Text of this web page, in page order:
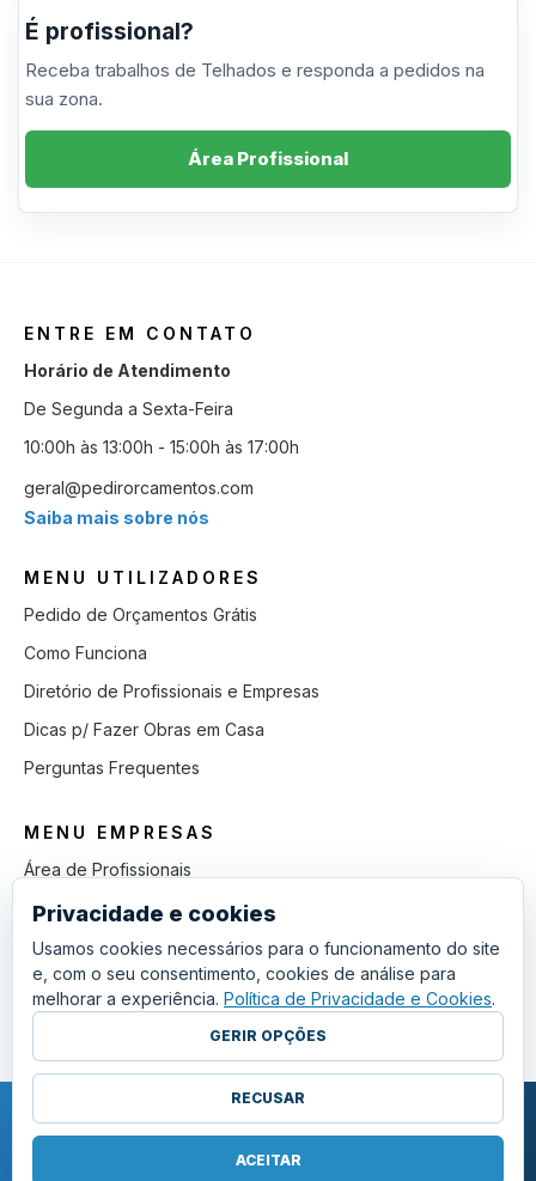
É profissional?
Receba trabalhos de Telhados e responda a pedidos na
sua zona.
Área Profissional
ENTRE EM CONTATO
Horário de Atendimento
De Segunda a Sexta-Feira
10:00h às 13:00h - 15:00h às 17:00h
geral@pedirorcamentos.com
Saiba mais sobre nós
MENU UTILIZADORES
Pedido de Orçamentos Grátis
Como Funciona
Diretório de Profissionais e Empresas
Dicas p/ Fazer Obras em Casa
Perguntas Frequentes
MENU EMPRESAS
Área de Profissionais
Como Funciona
Lista de Pedidos em Aberto
Como Ganhar mais Obras
Perguntas Frequentes
COPYRIGHT © 2011 - 2026 SGSI. TODOS OS DIREITOS RESERVADOS.
POLÍTICA DE PRIVACIDADE E COOKIES
Privacidade e cookies
Usamos cookies necessários para o funcionamento do site
e, com o seu consentimento, cookies de análise para
melhorar a experiência. Política de Privacidade e Cookies.
GERIR OPÇÕES
RECUSAR
ACEITAR